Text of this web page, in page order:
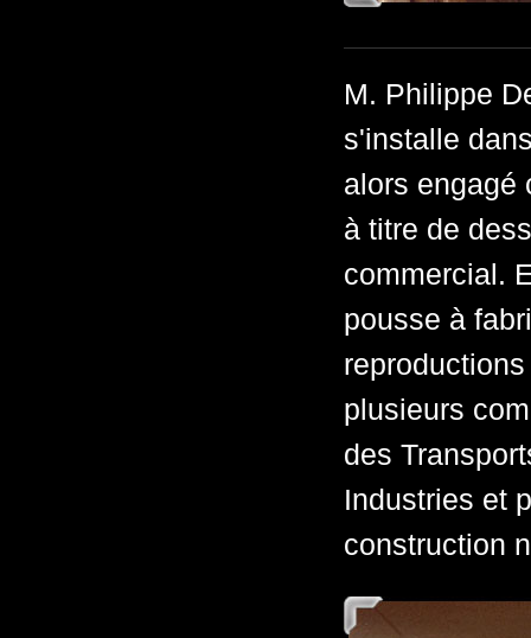
M. Philippe
s'installe
alors engagé
à titre de
commercial.
pousse à
plusieurs
des
Industries et
construction